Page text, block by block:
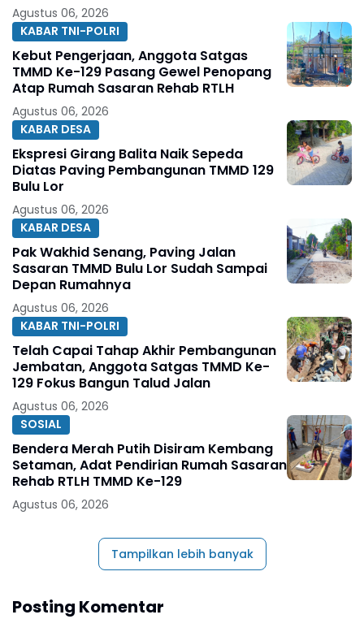
Agustus 06, 2026
KABAR TNI-POLRI
Kebut Pengerjaan, Anggota Satgas
TMMD Ke-129 Pasang Gewel Penopang
Atap Rumah Sasaran Rehab RTLH
Agustus 06, 2026
KABAR DESA
Ekspresi Girang Balita Naik Sepeda
Diatas Paving Pembangunan TMMD 129
Bulu Lor
Agustus 06, 2026
KABAR DESA
Pak Wakhid Senang, Paving Jalan
Sasaran TMMD Bulu Lor Sudah Sampai
Depan Rumahnya
Agustus 06, 2026
KABAR TNI-POLRI
Telah Capai Tahap Akhir Pembangunan
Jembatan, Anggota Satgas TMMD Ke-
129 Fokus Bangun Talud Jalan
Agustus 06, 2026
SOSIAL
Bendera Merah Putih Disiram Kembang
Setaman, Adat Pendirian Rumah Sasaran
Rehab RTLH TMMD Ke-129
Agustus 06, 2026
Tampilkan lebih banyak
Posting Komentar